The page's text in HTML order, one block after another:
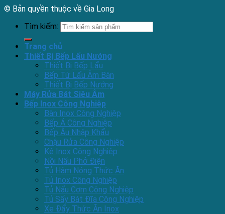
© Bản quyền thuộc về Gia Long
Tìm kiếm:
Trang chủ
Thiết Bị Bếp Lẩu Nướng
Thiết Bị Bếp Lẩu
Bếp Từ Lẩu Âm Bàn
Thiết Bị Bếp Nướng
Máy Rửa Bát Siêu Âm
Bếp Inox Công Nghiệp
Bàn Inox Công Nghiệp
Bếp Á Công Nghiệp
Bếp Âu Nhập Khẩu
Chậu Rửa Công Nghiệp
Kệ Inox Công Nghiệp
Nồi Nấu Phở Điện
Tủ Hâm Nóng Thức Ăn
Tủ Inox Công Nghiệp
Tủ Nấu Cơm Công Nghiệp
Tủ Sấy Bát Đĩa Công Nghiệp
Xe Đẩy Thức Ăn Inox